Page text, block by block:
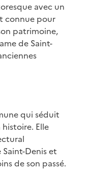
avec un
connue pour
patrimoine,
de Saint-
qui séduit
Elle
Denis et
de son passé.